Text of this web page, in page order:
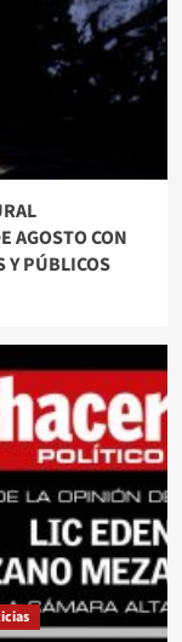
AGOSTO CON
Y PÚBLICOS